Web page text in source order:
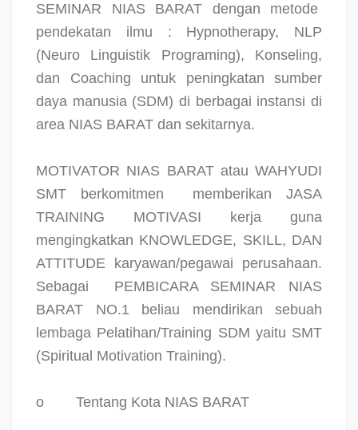
SEMINAR NIAS BARAT dengan metode
pendekatan ilmu : Hypnotherapy, NLP
(Neuro Linguistik Programing), Konseling,
dan Coaching untuk peningkatan sumber
daya manusia (SDM) di berbagai instansi di
area NIAS BARAT dan sekitarnya.
MOTIVATOR NIAS BARAT atau WAHYUDI
SMT berkomitmen
memberikan JASA
TRAINING MOTIVASI kerja guna
mengingkatkan KNOWLEDGE, SKILL, DAN
ATTITUDE karyawan/pegawai perusahaan.
Sebagai
PEMBICARA SEMINAR NIAS
BARAT NO.1 beliau mendirikan sebuah
lembaga Pelatihan/Training SDM yaitu SMT
(Spiritual Motivation Training).
o Tentang Kota NIAS BARAT